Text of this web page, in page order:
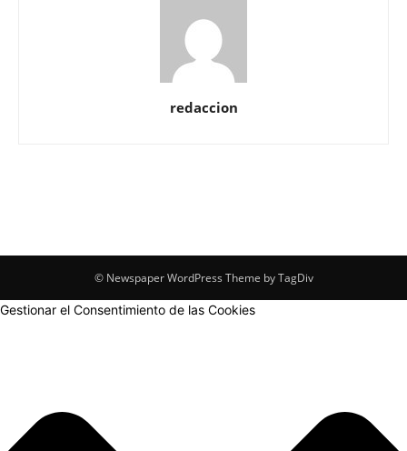
redaccion
© Newspaper WordPress Theme by TagDiv
Gestionar el Consentimiento de las Cookies